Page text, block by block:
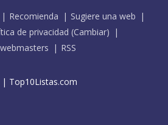
Recomienda
Sugiere una web
de privacidad (Cambiar)
RSS
| Top10Listas.com